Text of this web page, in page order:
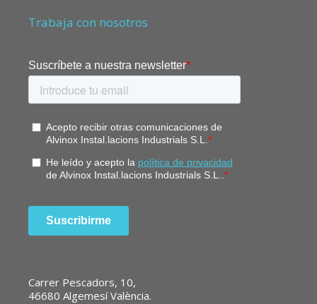
Trabaja con nosotros
Carrer Pescadors, 10,
46680 Algemesí València.